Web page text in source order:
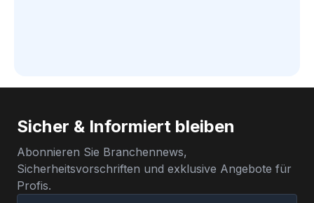
Sicher & Informiert bleiben
Abonnieren Sie Branchennews,
Sicherheitsvorschriften und exklusive Angebote für
Profis.